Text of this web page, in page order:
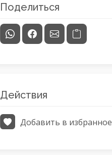
Поделиться
Действия
Добавить в избранное